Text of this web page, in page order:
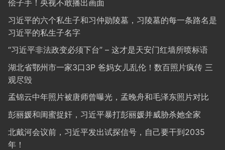
侩子手！央视不敢播出画面
习近平的六个私生子和习仲勋陵墓，习陵墓的每一条路名是
习近平的私生子名字
“习近平非法政变必须下台” – 这才是天安门红墙所喷标语
湖北省鄂州市一家3口3P 爸妈女儿乱伦！数百照片疯传 三
观尽毁
孟锦云中年照片被唐师曾曝光，孟晚舟和毛泽东照片对比
彭丽媛和闺蜜捉奸，习近平暴打彭丽媛并威胁杀她全家
北戴河会议前，习近平发出试探信号，自己要干到2035
年！